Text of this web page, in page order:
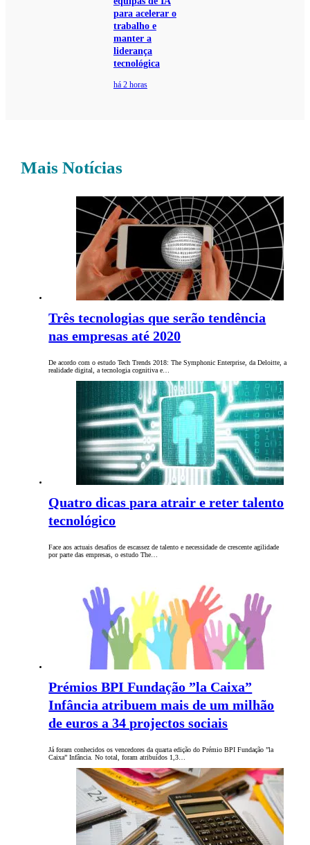
para acelerar o
trabalho e
manter a
liderança
tecnológica
há 2 horas
Mais Notícias
Três tecnologias que serão tendência
nas empresas até 2020
De acordo com o estudo Tech Trends 2018: The Symphonic Enterprise, da Deloitte, a
realidade digital, a tecnologia cognitiva e…
Quatro dicas para atrair e reter talento
tecnológico
Face aos actuais desafios de escassez de talento e necessidade de crescente agilidade
por parte das empresas, o estudo The…
Prémios BPI Fundação ”la Caixa”
Infância atribuem mais de um milhão
de euros a 34 projectos sociais
Já foram conhecidos os vencedores da quarta edição do Prémio BPI Fundação ”la
Caixa” Infância. No total, foram atribuídos 1,3…